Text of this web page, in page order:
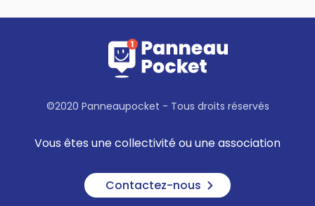
©2020 Panneaupocket - Tous droits réservés
Vous êtes une collectivité ou une association
Contactez-nous